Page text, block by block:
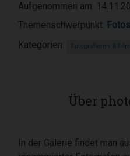
Aufgenommen am:
Themenschwerpunkt: Fotos
Kategorien:
Fotografieren &
Über
In der Galerie findet man